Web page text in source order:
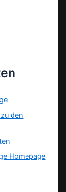
den
Homepage